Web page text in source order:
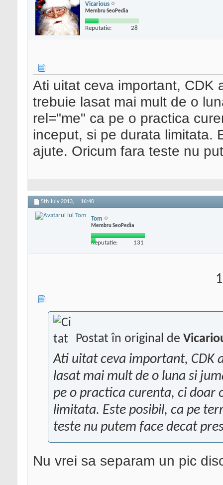
Vicarious
Membru SeoPedia
Reputatie: 28
Ati uitat ceva important, CDK
trebuie lasat mai mult de o
rel="me" ca pe o practica
inceput, si pe durata limitata.
ajute. Oricum fara teste nu
5th July 2013, 16:40
Tom
Membru SeoPedia
Reputatie: 131
Postat în original de
Ati uitat ceva important, CDK
lasat mai mult de o luna si
pe o practica curenta, ci doar
limitata. Este posibil, ca pe
teste nu putem face decat
Nu vrei sa separam un pic